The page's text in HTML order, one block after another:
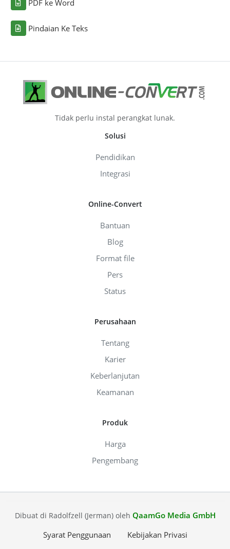
PDF ke Word
Pindaian Ke Teks
Tidak perlu instal perangkat lunak.
Solusi
Pendidikan
Integrasi
Online-Convert
Bantuan
Blog
Format file
Pers
Status
Perusahaan
Tentang
Karier
Keberlanjutan
Keamanan
Produk
Harga
Pengembang
Dibuat di Radolfzell (Jerman) oleh QaamGo Media GmbH
Syarat Penggunaan
Kebijakan Privasi